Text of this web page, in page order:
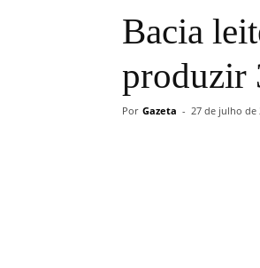
Bacia
produzir
Por Gazeta - 27 de julho de